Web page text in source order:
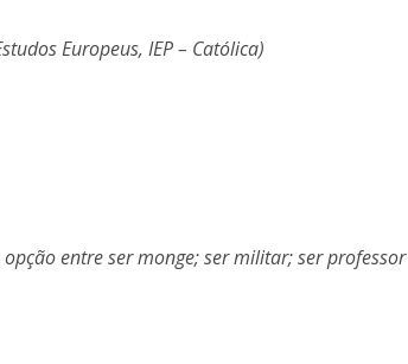
Europeus, IEP – Católica)
entre ser monge; ser militar; ser professor